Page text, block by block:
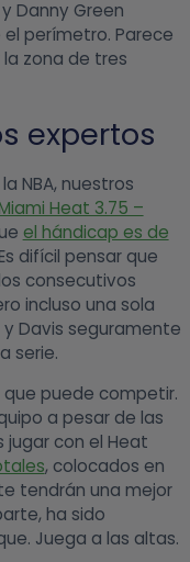
Danny Green
perímetro. Parece
zona de tres
expertos
NBA, nuestros
Heat 3.75 –
el hándicap es de
difícil pensar que
consecutivos
incluso una sola
Davis seguramente
serie.
puede competir.
a pesar de las
jugar con el Heat
, colocados en
tendrán una mejor
ha sido
Juega a las altas.